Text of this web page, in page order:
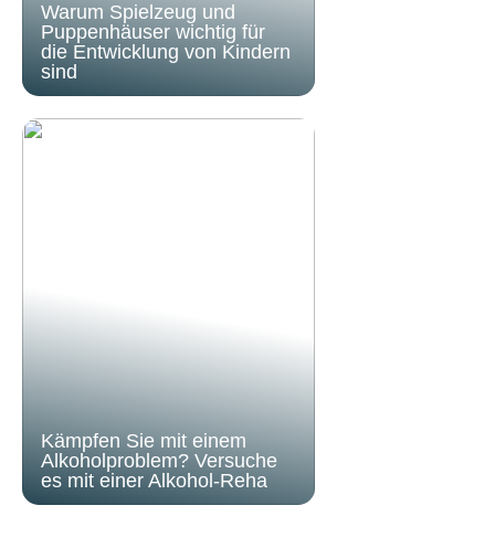
Warum Spielzeug und
Puppenhäuser wichtig für
die Entwicklung von Kindern
sind
Kämpfen Sie mit einem
Alkoholproblem? Versuche
es mit einer Alkohol-Reha